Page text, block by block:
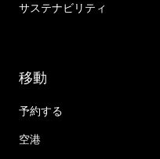
サステナビリティ
移動
予約する
空港